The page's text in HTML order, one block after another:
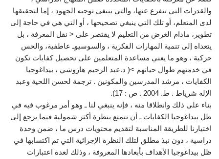
والقدرات التي تتفرع عنها، والتي ينبغي توجيه الجهود ، إما لتحقيقها
لدى المتعلم، أو تلك التي ينبغي تصحيحها ، أو التي هي في حاجة إلى
تطوير، مادام الغرض من التعليم لا يقتصر على < نقل المعرفة ، بل
يتعداه إلى تنمية المهارات الفكرية ، والسوسيوـ عاطفية، والحس
حركية ، وهو ما يعني مساعدة المتعلمين على تحصيل كفايات تكون
في خدمتهم طوال حياتهم >( د.عبد الرحيم هاروشي ، بيداغوجيا
الكفايات ، مرشد المدرسين والمكونين . ترجمة لحسن اللحية وعبد
الإله شرياط . ط. 2004 . ص : 17).
بناء على ذلك وانطلاقا منه ، فإنه ينبغي لنا ـ وهو أمر مرغوب فيه في
ظل بيداغوجيا الكفايات ـ أن نتمتع بنظرة أكثر شمولية فيما يرجع إلى
اختيارنا للطريقة المناسبة لتقديم محتويات درس ما ، ضمن وحدة
دراسية ، دون نبذ مطلق لتلك النظرة الإجرائية التي تم اكتسابها في
ظل بيداغوجيا الأهداف بأبعادها المعروفة ، وذلك لعدة اعتبارات